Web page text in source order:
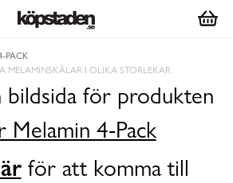
PACK
MELAMINSKÅLAR I OLIKA STORLEKAR
bildsida för produkten
Melamin 4-Pack
för att komma till